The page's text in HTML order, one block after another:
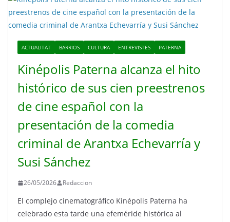
ACTUALITAT BARRIOS CULTURA ENTREVISTES PATERNA
Kinépolis Paterna alcanza el hito
histórico de sus cien preestrenos
de cine español con la
presentación de la comedia
criminal de Arantxa Echevarría y
Susi Sánchez
26/05/2026 Redaccion
El complejo cinematográfico Kinépolis Paterna ha
celebrado esta tarde una efeméride histórica al